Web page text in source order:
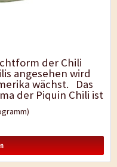
der Chili
angesehen wird
wächst. Das
der Piquin Chili ist